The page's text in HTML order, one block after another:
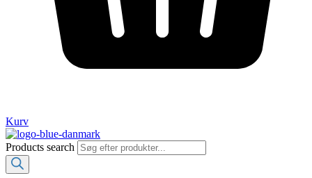
Kurv
Products search